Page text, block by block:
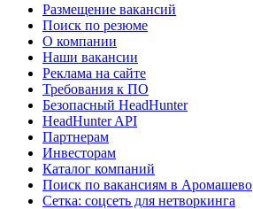
Размещение вакансий
Поиск по резюме
О компании
Наши вакансии
Реклама на сайте
Требования к ПО
Безопасный HeadHunter
HeadHunter API
Партнерам
Инвесторам
Каталог компаний
Поиск по вакансиям в Аромашево
Сетка: соцсеть для нетворкинга